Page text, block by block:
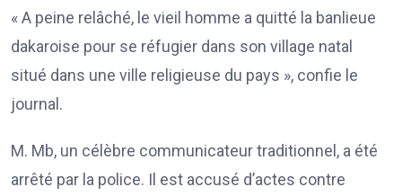
« A peine relâché, le vieil homme a quitté la banlieue
dakaroise pour se réfugier dans son village natal
situé dans une ville religieuse du pays », confie le
journal.
M. Mb, un célèbre communicateur traditionnel, a été
arrêté par la police. Il est accusé d’actes contre